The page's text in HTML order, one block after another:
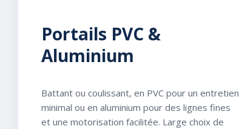
Portails PVC &
Aluminium
Battant ou coulissant, en PVC pour un entretien
minimal ou en aluminium pour des lignes fines
et une motorisation facilitée. Large choix de